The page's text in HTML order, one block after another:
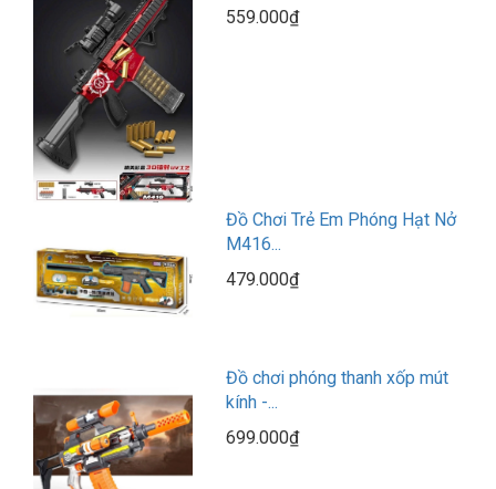
559.000₫
Đồ Chơi Trẻ Em Phóng Hạt Nở
M416...
479.000₫
Đồ chơi phóng thanh xốp mút
kính -...
699.000₫